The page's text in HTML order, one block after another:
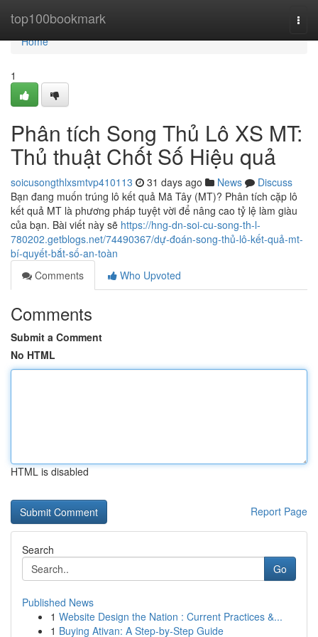
top100bookmark
Home
Home
1
Phân tích Song Thủ Lô XS MT:
Thủ thuật Chốt Số Hiệu quả
soicusongthlxsmtvp410113 31 days ago News
Discuss
Bạn đang muốn trúng lô kết quả Mã Tây (MT)? Phân tích cặp lô
kết quả MT là phương pháp tuyệt vời để nâng cao tỷ lệ làm giàu
của bạn. Bài viết này sẽ https://hng-dn-soi-cu-song-th-l-
780202.getblogs.net/74490367/dự-đoán-song-thủ-lô-kết-quả-mt-
bí-quyết-bắt-số-an-toàn
Comments
Who Upvoted
Comments
Submit a Comment
No HTML
HTML is disabled
Report Page
Search
Go
Published News
1 Website Design the Nation : Current Practices &...
1 Buying Ativan: A Step-by-Step Guide